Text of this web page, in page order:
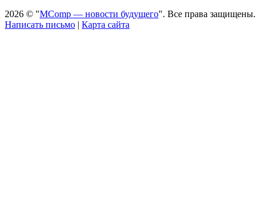
2026 © "MComp — новости будущего". Все права защищены.
Написать письмо | Карта сайта